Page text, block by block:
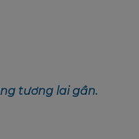
tương lai gần.